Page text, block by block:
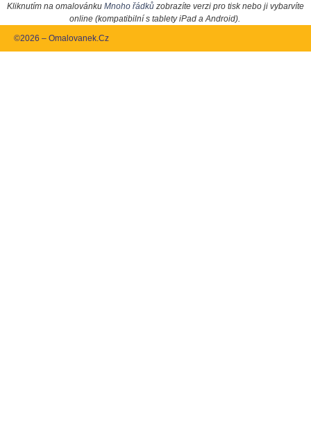
Kliknutím na omalovánku Mnoho řádků zobrazíte verzi pro tisk nebo ji vybarvíte
online (kompatibilní s tablety iPad a Android).
©2026 – Omalovanek.Cz